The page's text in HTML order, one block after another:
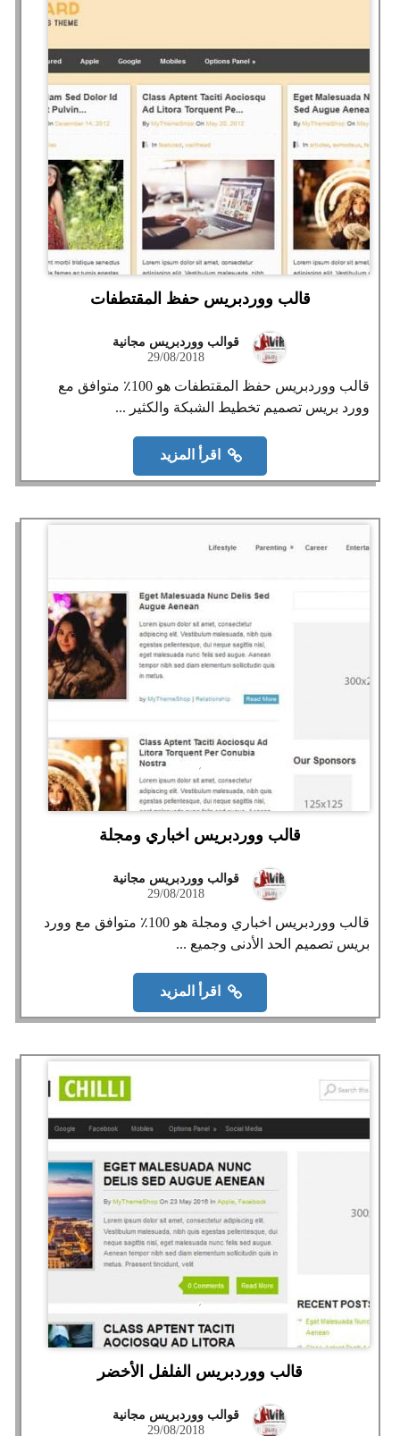
قالب ووردبريس حفظ المقتطفات
قوالب ووردبريس مجانية
29/08/2018
قالب ووردبريس حفظ المقتطفات هو 100٪ متوافق مع
وورد بريس تصميم تخطيط الشبكة والكثير ...
اقرأ المزيد
قالب ووردبريس اخباري ومجلة
قوالب ووردبريس مجانية
29/08/2018
قالب ووردبريس اخباري ومجلة هو 100٪ متوافق مع وورد
بريس تصميم الحد الأدنى وجميع ...
اقرأ المزيد
قالب ووردبريس الفلفل الأخضر
قوالب ووردبريس مجانية
29/08/2018